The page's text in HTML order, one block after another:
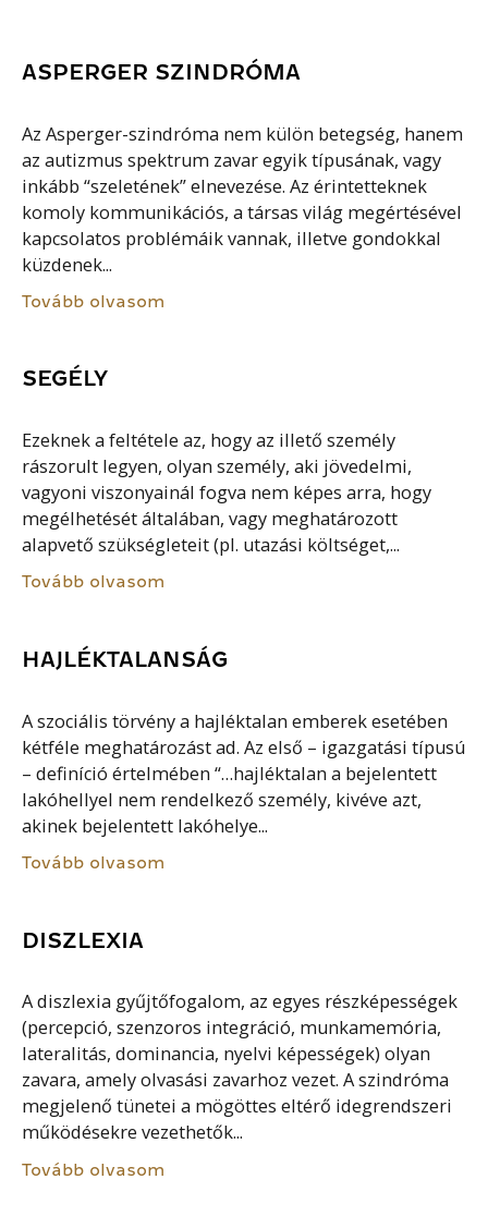
ASPERGER SZINDRÓMA
Az Asperger-szindróma nem külön betegség, hanem
az autizmus spektrum zavar egyik típusának, vagy
inkább “szeletének” elnevezése. Az érintetteknek
komoly kommunikációs, a társas világ megértésével
kapcsolatos problémáik vannak, illetve gondokkal
küzdenek...
Tovább olvasom
SEGÉLY
Ezeknek a feltétele az, hogy az illető személy
rászorult legyen, olyan személy, aki jövedelmi,
vagyoni viszonyainál fogva nem képes arra, hogy
megélhetését általában, vagy meghatározott
alapvető szükségleteit (pl. utazási költséget,...
Tovább olvasom
HAJLÉKTALANSÁG
A szociális törvény a hajléktalan emberek esetében
kétféle meghatározást ad. Az első – igazgatási típusú
– definíció értelmében “…hajléktalan a bejelentett
lakóhellyel nem rendelkező személy, kivéve azt,
akinek bejelentett lakóhelye...
Tovább olvasom
DISZLEXIA
A diszlexia gyűjtőfogalom, az egyes részképességek
(percepció, szenzoros integráció, munkamemória,
lateralitás, dominancia, nyelvi képességek) olyan
zavara, amely olvasási zavarhoz vezet. A szindróma
megjelenő tünetei a mögöttes eltérő idegrendszeri
működésekre vezethetők...
Tovább olvasom